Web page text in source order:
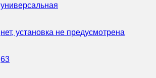
универсальная
нет, установка не предусмотрена
63